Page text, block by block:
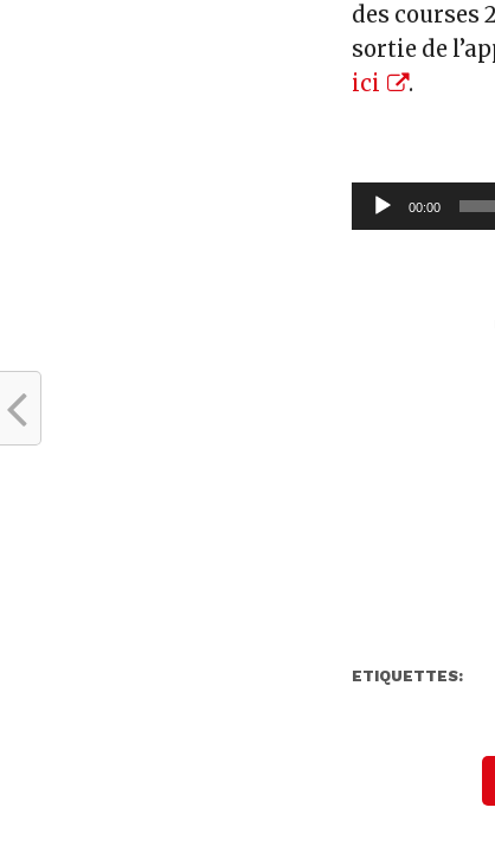
des courses
sortie de
ici
.
Lecteur
audio
00:00
ETIQUETTES: